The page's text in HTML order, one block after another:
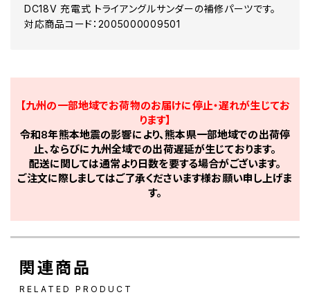
DC18V 充電式 トライアングルサンダーの補修パーツです。
対応商品コード：2005000009501
【九州の一部地域でお荷物のお届けに停止・遅れが生じてお
ります】
令和8年熊本地震の影響により、熊本県一部地域での出荷停
止、ならびに九州全域での出荷遅延が生じております。
配送に関しては通常より日数を要する場合がございます。
ご注文に際しましてはご了承くださいます様お願い申し上げま
す。
関連商品
RELATED PRODUCT